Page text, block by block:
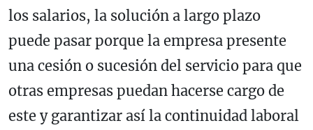
los salarios, la solución a largo plazo
puede pasar porque la empresa presente
una cesión o sucesión del servicio para que
otras empresas puedan hacerse cargo de
este y garantizar así la continuidad laboral